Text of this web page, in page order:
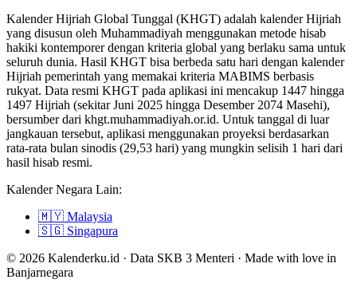
Kalender Hijriah Global Tunggal (KHGT) adalah kalender Hijriah
yang disusun oleh Muhammadiyah menggunakan metode hisab
hakiki kontemporer dengan kriteria global yang berlaku sama untuk
seluruh dunia. Hasil KHGT bisa berbeda satu hari dengan kalender
Hijriah pemerintah yang memakai kriteria MABIMS berbasis
rukyat. Data resmi KHGT pada aplikasi ini mencakup 1447 hingga
1497 Hijriah (sekitar Juni 2025 hingga Desember 2074 Masehi),
bersumber dari khgt.muhammadiyah.or.id. Untuk tanggal di luar
jangkauan tersebut, aplikasi menggunakan proyeksi berdasarkan
rata-rata bulan sinodis (29,53 hari) yang mungkin selisih 1 hari dari
hasil hisab resmi.
Kalender Negara Lain:
🇲🇾 Malaysia
🇸🇬 Singapura
© 2026 Kalenderku.id · Data SKB 3 Menteri · Made with love in
Banjarnegara